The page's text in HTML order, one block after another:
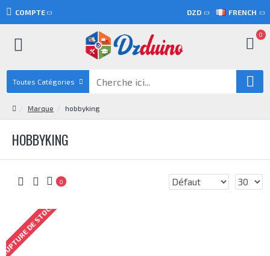
COMPTE DZD FRENCH
0
Toutes Catégories
Marque hobbyking
HOBBYKING
0
DE STOCK